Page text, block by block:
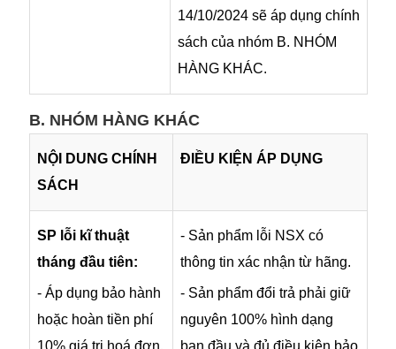
14/10/2024 sẽ áp dụng chính
sách của nhóm B. NHÓM
HÀNG KHÁC.
B. NHÓM HÀNG KHÁC
NỘI DUNG CHÍNH
SÁCH
ĐIỀU KIỆN ÁP DỤNG
SP lỗi kĩ thuật
tháng đầu tiên:
- Áp dụng bảo hành
hoặc hoàn tiền phí
10% giá trị hoá đơn.
- Sản phẩm lỗi NSX có
thông tin xác nhận từ hãng.
- Sản phẩm đổi trả phải giữ
nguyên 100% hình dạng
ban đầu và đủ điều kiện bảo